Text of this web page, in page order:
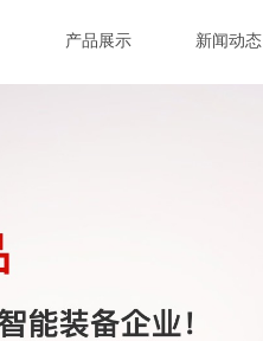
产品展示 新闻动态